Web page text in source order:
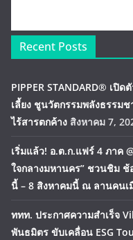
Recent Posts
PIPPER STANDARD® เ
เลี้ยง ชูนวัตกรรมพลังธรรม
ไร้สารตกค้าง สิงหาคม 7,
เริ่มแล้ว! อ.ต.ก.แฟร์ 4 ภาค
ใจกลางมหานคร” ชวนชิม
นี้ – 8 สิงหาคมนี้ ณ ลานคนเ
ททท. ประกาศความสำเร็จ
พันธมิตร ขับเคลื่อน ESG